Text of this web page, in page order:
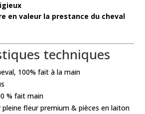
en valeur la prestance du cheval
techniques
100% fait à la main
% fait main
pleine fleur premium & pièces en laiton